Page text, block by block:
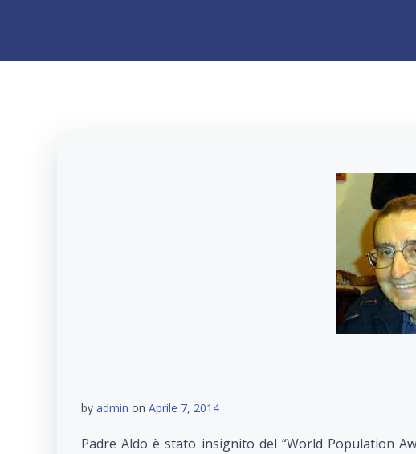
by admin on Aprile 7, 2014
Padre Aldo è stato insignito del “World Population